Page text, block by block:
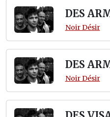
DES
Noir Désir
DES
Noir Désir